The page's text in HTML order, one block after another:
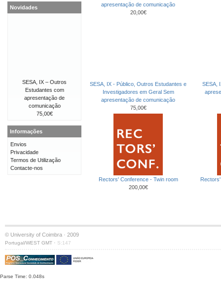
apresentação de comunicação
20,00€
SESA, IX - Público, Outros Estudantes e
Investigadores em Geral Sem
apresentação de comunicação
75,00€
SESA,
Rectors' Conference - Twin room
200,00€
Novidades
SESA, IX – Outros
Estudantes com
apresentação de
comunicação
75,00€
Informações
Envios
Privacidade
Termos de Utilização
Contacte-nos
© University of Coimbra · 2009
Portugal/WEST GMT · S:147
Parse Time: 0.048s